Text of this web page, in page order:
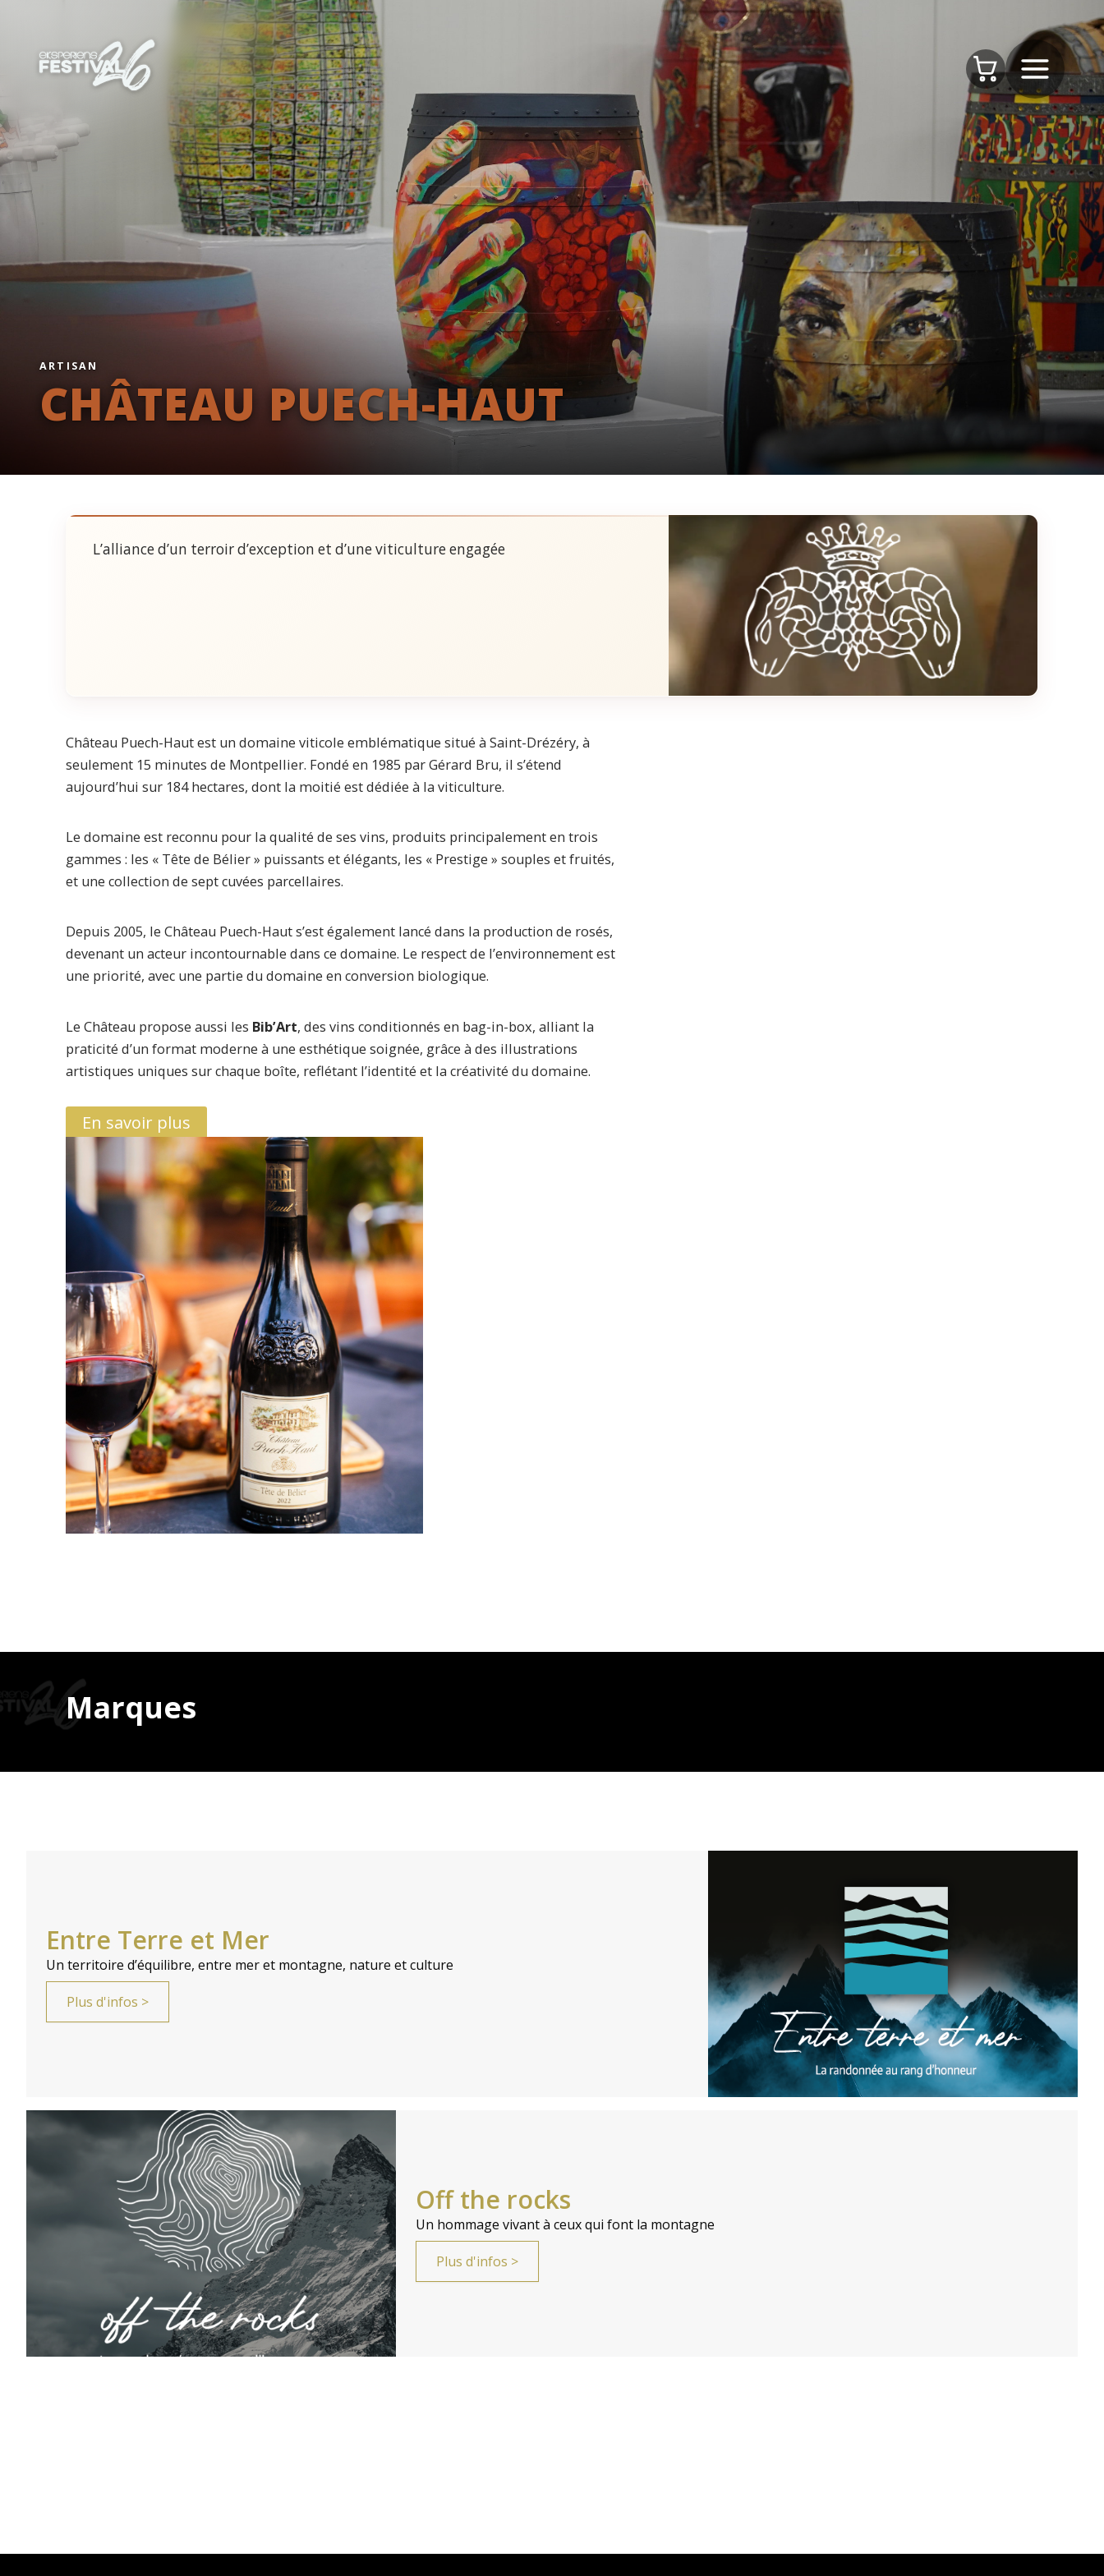
ARTISAN
CHÂTEAU PUECH-HAUT
L’alliance d’un terroir d’exception et d’une viticulture engagée
Château Puech-Haut est un domaine viticole emblématique situé à Saint-Drézéry, à
seulement 15 minutes de Montpellier. Fondé en 1985 par Gérard Bru, il s’étend
aujourd’hui sur 184 hectares, dont la moitié est dédiée à la viticulture.
Le domaine est reconnu pour la qualité de ses vins, produits principalement en trois
gammes : les « Tête de Bélier » puissants et élégants, les « Prestige » souples et fruités,
et une collection de sept cuvées parcellaires.
Depuis 2005, le Château Puech-Haut s’est également lancé dans la production de rosés,
devenant un acteur incontournable dans ce domaine. Le respect de l’environnement est
une priorité, avec une partie du domaine en conversion biologique.
Le Château propose aussi les Bib’Art, des vins conditionnés en bag-in-box, alliant la
praticité d’un format moderne à une esthétique soignée, grâce à des illustrations
artistiques uniques sur chaque boîte, reflétant l’identité et la créativité du domaine.
En savoir plus
Marques
Entre Terre et Mer
Un territoire d’équilibre, entre mer et montagne, nature et culture
Plus d'infos >
Off the rocks
Un hommage vivant à ceux qui font la montagne
Plus d'infos >